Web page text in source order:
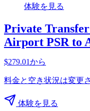
体験を見る
Private
Airport PSR to
$279.01から
料金と空き状況は変更
体験を見る